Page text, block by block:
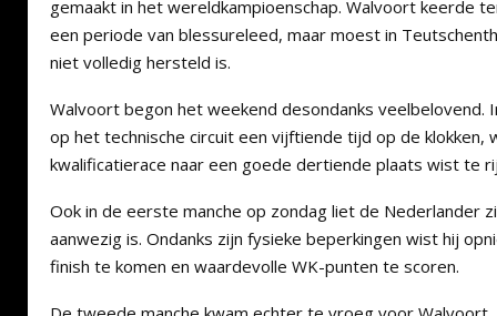
gemaakt in het wereldkampioenschap. Walvoort keerde
een periode van blessureleed, maar moest in
niet volledig hersteld is.
Walvoort begon het weekend desondanks veelbelovend.
op het technische circuit een vijftiende tijd op de klokken,
kwalificatierace naar een goede dertiende plaats wist te
Ook in de eerste manche op zondag liet de Nederlander
aanwezig is. Ondanks zijn fysieke beperkingen wist hij
finish te komen en waardevolle WK-punten te scoren.